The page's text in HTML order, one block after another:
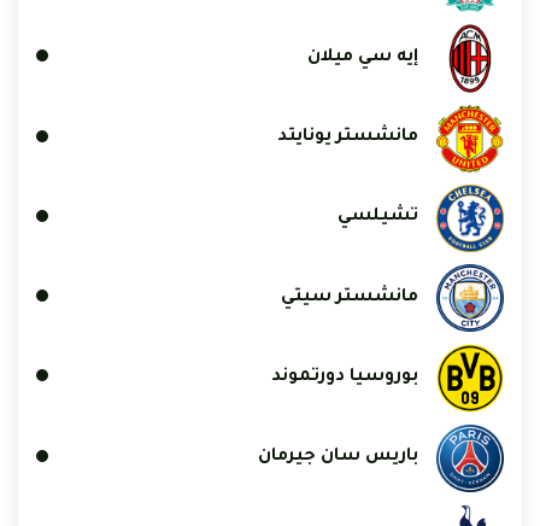
إيه سي ميلان
مانشستر يونايتد
تشيلسي
مانشستر سيتي
بوروسيا دورتموند
باريس سان جيرمان